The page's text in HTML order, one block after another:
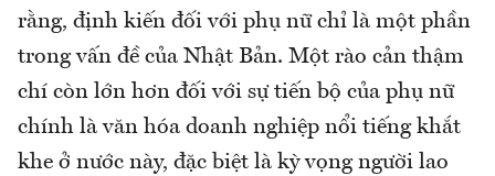
rằng, định kiến đối với phụ nữ chỉ là một phần
trong vấn đề của Nhật Bản. Một rào cản thậm
chí còn lớn hơn đối với sự tiến bộ của phụ nữ
chính là văn hóa doanh nghiệp nổi tiếng khắt
khe ở nước này, đặc biệt là kỳ vọng người lao